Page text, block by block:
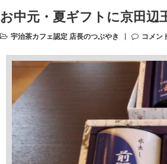
お中元・夏ギフトに京田辺
宇治茶カフェ認定 店長のつぶやき コメン